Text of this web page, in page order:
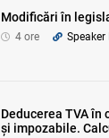
Modificări în
4 ore Speaker
Deducerea TVA
și impozabile.